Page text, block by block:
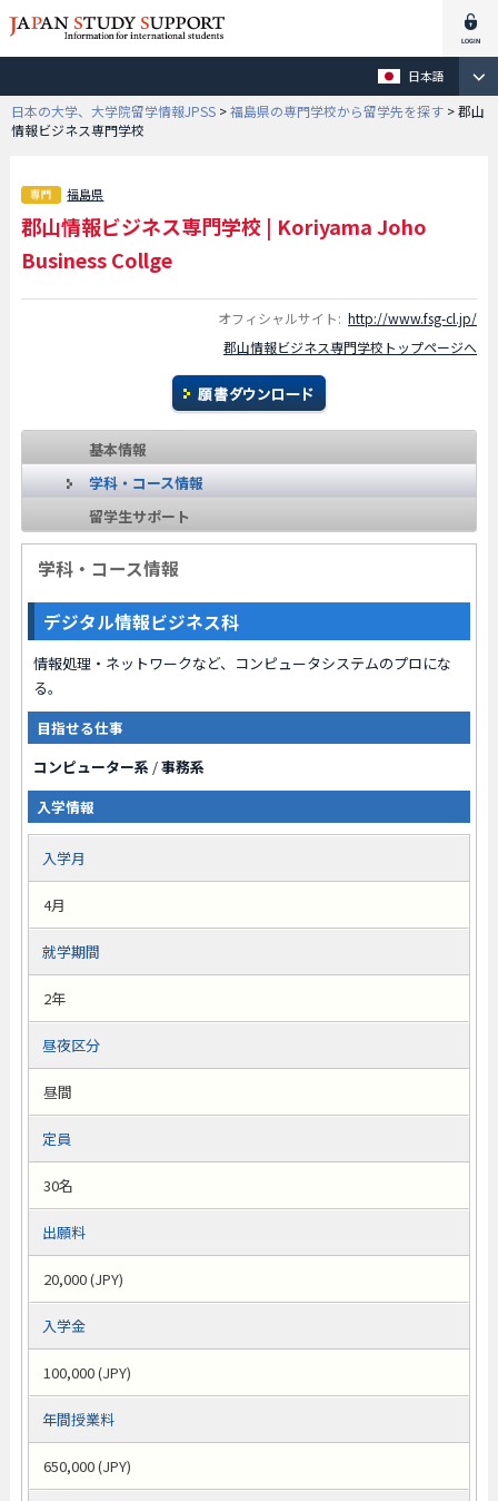
日本語
日本の大学、大学院留学情報JPSS >福島県の専門学校から留学先を探す >郡山
情報ビジネス専門学校
福島県
郡山情報ビジネス専門学校| Koriyama Joho
Business Collge
オフィシャルサイト: http://www.fsg-cl.jp/
郡山情報ビジネス専門学校トップページへ
基本情報
学科・コース情報
留学生サポート
学科・コース情報
デジタル情報ビジネス科
情報処理・ネットワークなど、コンピュータシステムのプロにな
る。
目指せる仕事
コンピューター系/事務系
入学情報
入学月
4月
就学期間
2年
昼夜区分
昼間
定員
30名
出願料
20,000 (JPY)
入学金
100,000 (JPY)
年間授業料
650,000 (JPY)